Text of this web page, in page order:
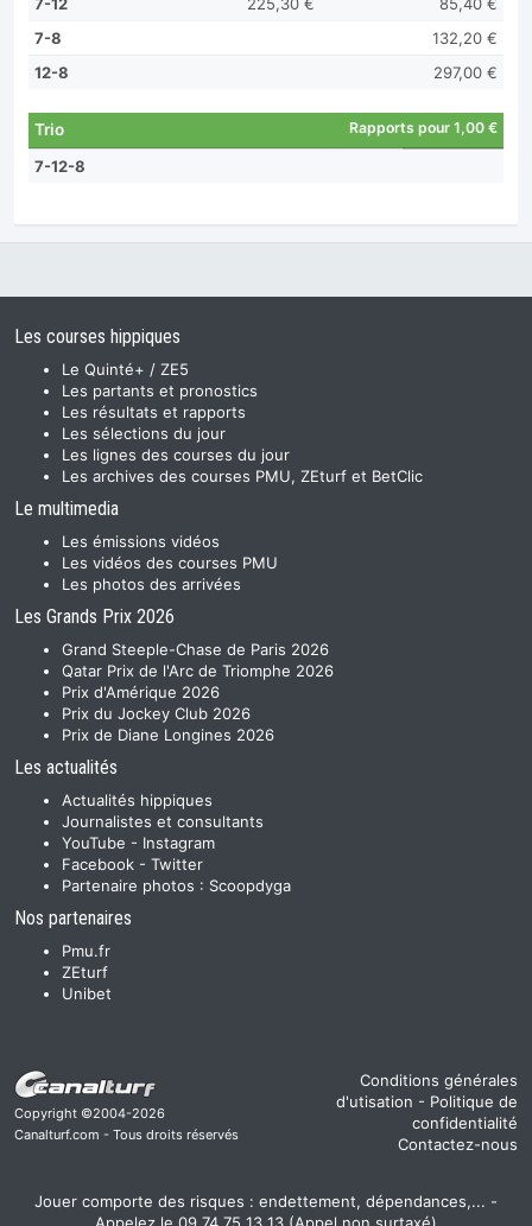
7-12 225,30 €
85,40 €
7-8
132,20 €
12-8
297,00 €
Trio Rapports pour 1,00 €
7-12-8
Les courses hippiques
Le Quinté+ / ZE5
Les partants et pronostics
Les résultats et rapports
Les sélections du jour
Les lignes des courses du jour
Les archives des courses PMU, ZEturf et BetClic
Le multimedia
Les émissions vidéos
Les vidéos des courses PMU
Les photos des arrivées
Les Grands Prix 2026
Grand Steeple-Chase de Paris 2026
Qatar Prix de l'Arc de Triomphe 2026
Prix d'Amérique 2026
Prix du Jockey Club 2026
Prix de Diane Longines 2026
Les actualités
Actualités hippiques
Journalistes et consultants
YouTube - Instagram
Facebook - Twitter
Partenaire photos : Scoopdyga
Nos partenaires
Pmu.fr
ZEturf
Unibet
Copyright ©2004-2026
Canalturf.com - Tous droits réservés
Conditions générales
d'utisation - Politique de
confidentialité
Contactez-nous
Jouer comporte des risques : endettement, dépendances,... -